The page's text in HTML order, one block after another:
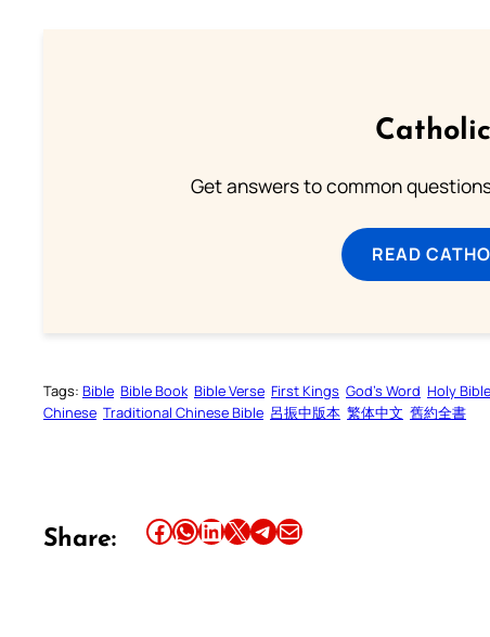
Get answers to common
READ
Tags: Bible Bible Book Bible Verse First Kings God’s Word Holy Bible
Chinese Traditional Chinese Bible 呂振中版本 繁体中文 舊約全書
Share: Share this article on Facebook Share this article on WhatsApp Share this article on LinkedIn Share this article on X Share this article on TelegramEmail this Article